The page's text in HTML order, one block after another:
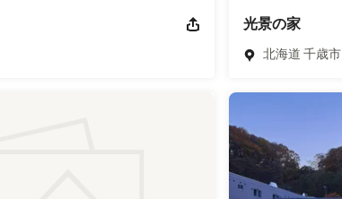
光景の家
北海道 千歳市